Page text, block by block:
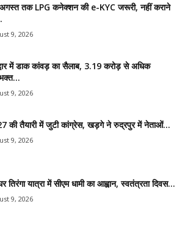
तक LPG कनेक्शन की e-KYC जरूरी, नहीं कराने
9, 2026
में डाक कांवड़ का सैलाब, 3.19 करोड़ से अधिक
9, 2026
की तैयारी में जुटी कांग्रेस, खड़गे ने रुद्रपुर में नेताओं...
9, 2026
तिरंगा यात्रा में सीएम धामी का आह्वान, स्वतंत्रता दिवस...
9, 2026